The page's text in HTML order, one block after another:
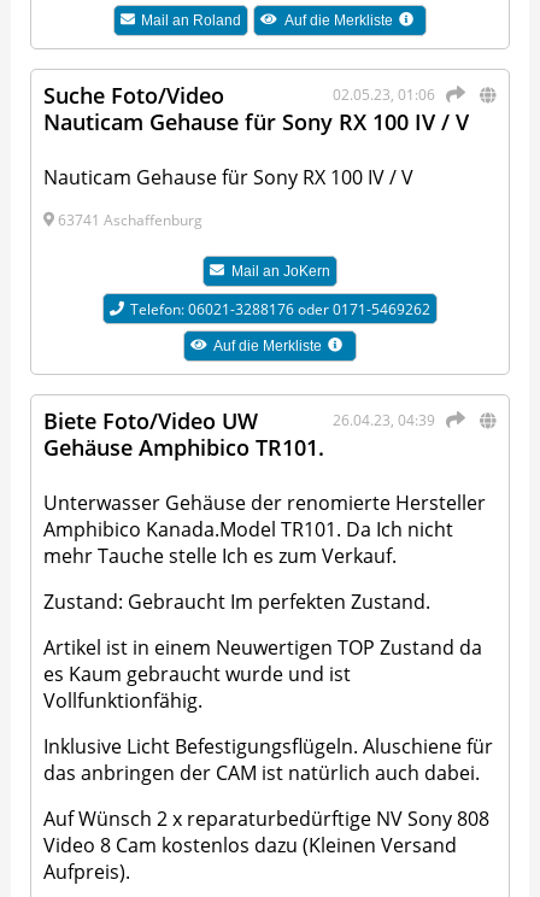
Mail an Roland Auf die Merkliste
02.05.23, 01:06
Suche Foto/Video
Nauticam Gehause für Sony RX 100 IV / V
Nauticam Gehause für Sony RX 100 IV / V
63741 Aschaffenburg
Mail an JoKern
Telefon: 06021-3288176 oder 0171-5469262
Auf die Merkliste
26.04.23, 04:39
Biete Foto/Video UW
Gehäuse Amphibico TR101.
Unterwasser Gehäuse der renomierte Hersteller
Amphibico Kanada.Model TR101. Da Ich nicht
mehr Tauche stelle Ich es zum Verkauf.
Zustand: Gebraucht Im perfekten Zustand.
Artikel ist in einem Neuwertigen TOP Zustand da
es Kaum gebraucht wurde und ist
Vollfunktionfähig.
Inklusive Licht Befestigungsflügeln. Aluschiene für
das anbringen der CAM ist natürlich auch dabei.
Auf Wünsch 2 x reparaturbedürftige NV Sony 808
Video 8 Cam kostenlos dazu (Kleinen Versand
Aufpreis).